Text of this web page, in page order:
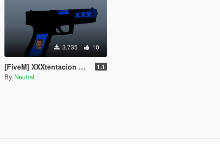
3.735 10
[FiveM] XXXtentacion Weapon Skin for the AP Pistol 1.1
By Neutral